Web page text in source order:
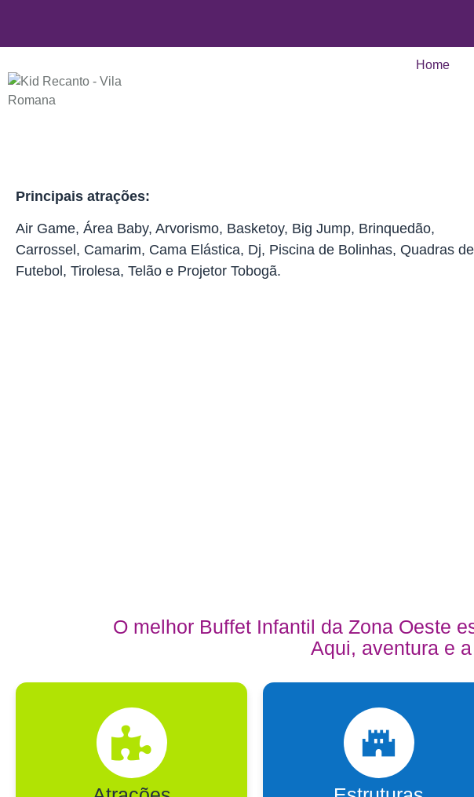
Home
Principais atrações:
Air Game, Área Baby, Arvorismo, Basketoy, Big Jump, Brinquedão,
Carrossel, Camarim, Cama Elástica, Dj, Piscina de Bolinhas, Quadras de
Futebol, Tirolesa, Telão e Projetor Tobogã.
O melhor Buffet Infantil da Zona Oeste
Aqui, aventura e